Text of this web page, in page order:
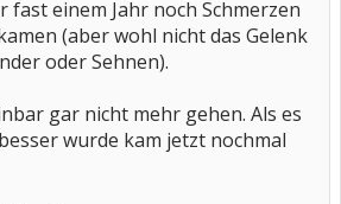
fast einem Jahr noch Schmerzen
(aber wohl nicht das Gelenk
oder Sehnen).
gar nicht mehr gehen. Als es
wurde kam jetzt nochmal